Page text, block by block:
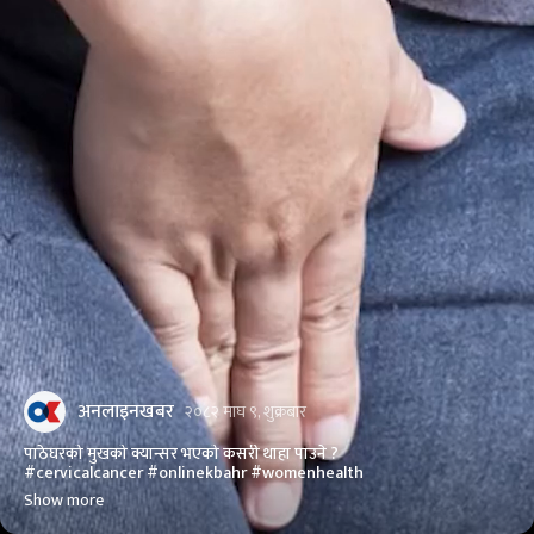
अनलाइनखबर २०८२ माघ ९, शुक्रबार
पाठेघरको मुखको क्यान्सर भएको कसरी थाहा पाउने ?
#cervicalcancer #onlinekbahr #womenhealth
Show more